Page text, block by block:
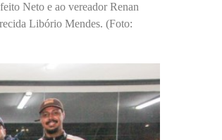
Neto e ao vereador Renan
Libório Mendes. (Foto: